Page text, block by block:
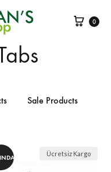
Sepet
0
Sale Products
Ücretsiz Kargo